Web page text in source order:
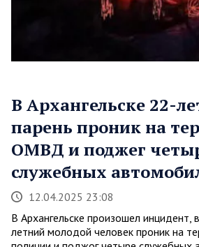
В Архангельске 22-
парень проник на
ОМВД и поджег
служебных
12.04.2025 23:08
В Архангельске произошел инцидент,
летний молодой человек проник на